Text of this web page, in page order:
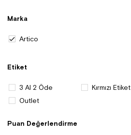
Marka
Artico
Etiket
3 Al 2 Öde
Kırmızı Etiket
Outlet
Puan Değerlendirme